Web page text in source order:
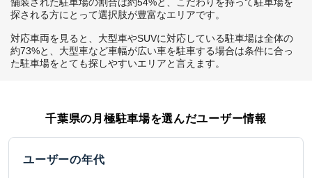
探される方にとって選択肢が豊富なエリアです。
対応車両を見ると、大型車やSUVに対応している駐車場は全体の
約73%と、大型車など車幅が広い車を駐車する場合は条件に合っ
た駐車場をとても探しやすいエリアと言えます。
千葉県の月極駐車場を選んだユーザー情報
ユーザーの年代